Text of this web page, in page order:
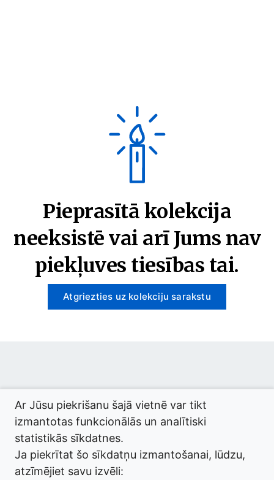
Pieprasītā kolekcija
neeksistē vai arī Jums nav
piekļuves tiesības tai.
Atgriezties uz kolekciju sarakstu
© 2026 termini.gov.lv. Izstrādātājs:Tilde.
Ar Jūsu piekrišanu šajā vietnē var tikt
izmantotas funkcionālās un analītiski
statistikās sīkdatnes.
Ja piekrītat šo sīkdatņu izmantošanai, lūdzu,
atzīmējiet savu izvēli: